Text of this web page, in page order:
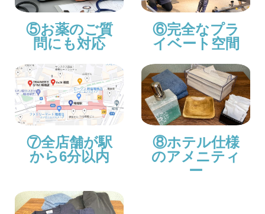
⑤お薬のご質
問にも対応
⑥完全なプラ
イベート空間
⑦全店舗が駅
から6分以内
⑧ホテル仕様
のアメニティ
ー